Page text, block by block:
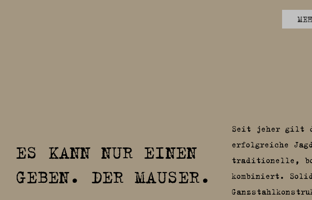
ES KANN NUR EINEN
GEBEN. DER MAUSER.
Seit jeher gilt
erfolgreiche
traditionelle,
kombiniert.